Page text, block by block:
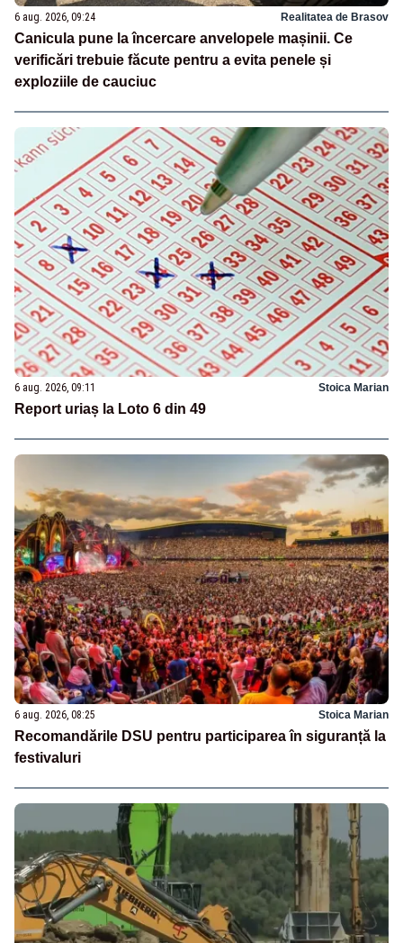
6 aug. 2026, 09:24 Realitatea de Brasov
Canicula pune la încercare anvelopele mașinii. Ce
verificări trebuie făcute pentru a evita penele și
exploziile de cauciuc
6 aug. 2026, 09:11 Stoica Marian
Report uriaș la Loto 6 din 49
6 aug. 2026, 08:25 Stoica Marian
Recomandările DSU pentru participarea în siguranță la
festivaluri